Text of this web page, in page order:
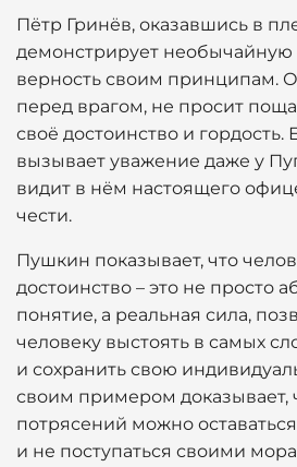
Пётр Гринёв, оказавшись в
демонстрирует необычайную
верность своим принципам.
перед врагом, не просит
своё достоинство и гордость.
вызывает уважение даже у
видит в нём настоящего
чести.
Пушкин показывает, что
достоинство – это не просто
понятие, а реальная сила,
человеку выстоять в самых
и сохранить свою
своим примером доказывает,
потрясений можно
и не поступаться своими